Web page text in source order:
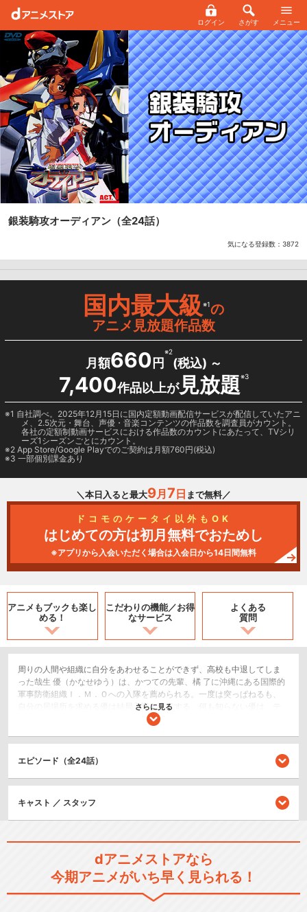
ログイン さがす メニュー
銀装騎攻オーディアン （全24話）
気になる登録数： 3872
国内最大級※1の
アニメ見放題作品数
月額660 円
※2
(税込) ～
7,400作品以上が見放題※3
1 自社調べ。2025年12月15日に国内定額動画配信サービスが配信していたアニ
メ、2.5次元・舞台、声優・音楽コンテンツの作品数を調査員がカウント。
各社の定額制動画サービスにおける作品数のカウントにあたって、TVシリ
ーズ1シーズンごとにカウント。
2 App Store/Google Playでのご契約は月額760円(税込)
3 一部個別課金あり
＼本日入ると最大9月 7 日 まで無料／
ドコモのケータイ以外もOK
はじめての方は初月無料でおためし
※アプリから入会いただく場合は入会日から14日間無料
アニメもブックも楽し
める！
こだわりの機能／お得
なサービス
よくある
質問
周りの人間や組織に自分をあわせることができず、高校も中退してしま
った哉生 優（かなせゆう）は、かつての先輩、橘 了に沖縄にある国際的
軍事防衛組織Ｉ．Ｍ．Ｏへの入隊を薦められる。一度は突っぱねるも、
自分の居場所を求める優は結局入隊を決意する。何も知らない優は、テ
ロリズム・軍事抗争・そして世界を巻き込む大きな戦いに巻き込まれて
場する汎用型ロボット・リムヒュ－ガン。そして究極のロボット・オー
ディアンとは、いったい何なのか？
さらに見る
閉じる
エピソード（全24話）
キャスト ／ スタッフ
dアニメストアなら
今期アニメがいち早く見られる！